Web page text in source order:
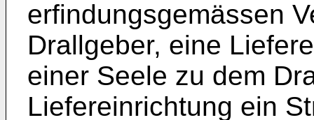
erfindungsgemässen
Drallgeber, eine
einer Seele zu dem
Liefereinrichtung ein